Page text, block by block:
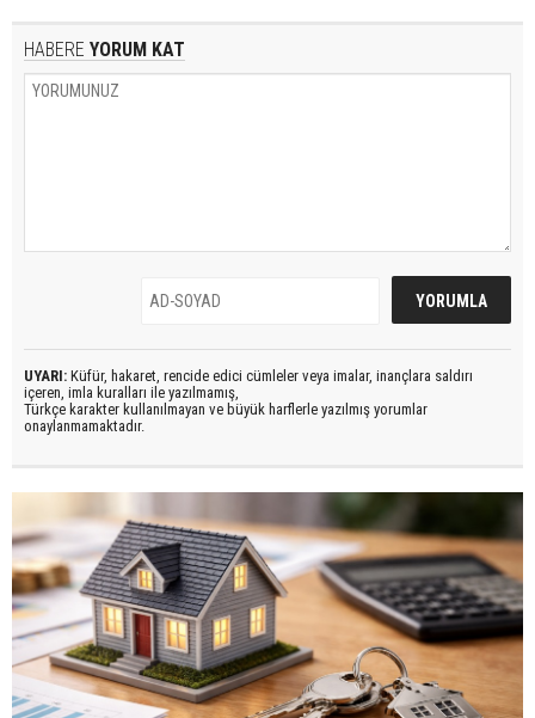
HABERE YORUM KAT
UYARI: Küfür, hakaret, rencide edici cümleler veya imalar, inançlara saldırı
içeren, imla kuralları ile yazılmamış,
Türkçe karakter kullanılmayan ve büyük harflerle yazılmış yorumlar
onaylanmamaktadır.